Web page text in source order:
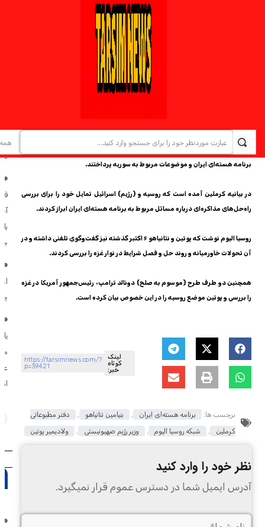
ترسیم – منابع رسمی روسیه از گفت‌وگوی رئیس جمهوری این کشور و نخست وزیر
رژیم صهیونیستی درباره برنامه هسته‌ای ایران و برخی تحولات منطقه خبر دادند.
به نقل از شبکه روسیا الیوم، دفتر مطبوعاتی کرملین
اعلام کرد که ولادیمیر پوتین رئیس جمهوری روسیه و بنیامین نتانیاهو نخست وزیر
رژیم اسرائیل در تماس تلفنی، تبادل نظر جامعی درباره وضعیت خاورمیانه، از جمله
همچنین براساس گزارش کرملین، در این گفت‌وگو، دو طرف به بررسی وضعیت
برنامه هسته‌ای ایران و موضوعات مربوط به سوریه پرداختند.
در بیانیه کرملین آمده است که روسیه و (رژیم) اسرائیل تمایل خود را برای بررسی
راه‌حل‌های مذاکره‌ای درباره مسائل مربوط به برنامه هسته‌ای ایران ابراز کردند.
روسیا الیوم نوشت که پوتین و نتانیاهو ۶ اکتبر گذشته نیز گفت‌وگوی تلفنی داشته و در
آن تحولات خاورمیانه و روند حل و فصل شرایط در نوار غزه را بررسی کردند.
همچنین دو طرف طرح (موسوم به صلح) دونالد ترامپ، رئیس‌جمهور آمریکا در غزه
را بررسی و پوتین موضع روسیه را در این خصوص بیان کرده است.
لینک
کوتاه
خبر:
https://tarsimnews.com/?
p=39421
برچسب ها: برنامه هسته‌ای ایران , بنیامین نتانیاهو ,
دفتر مطبوعاتی
کرملین
, شبکه روسیا الیوم , وزیر رژیم صهیونیستی , ولادیمیر پوتین
نظر خود را وارد کنید
آدرس ایمیل شما در دسترس عموم قرار نمیگیرد.